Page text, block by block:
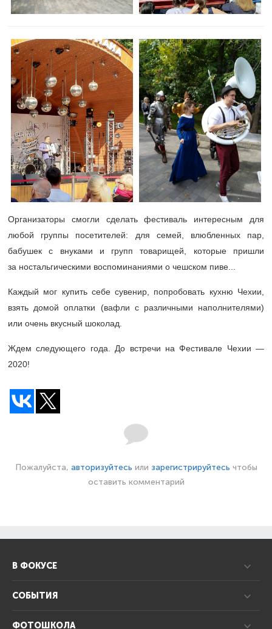
Организаторы смогли сделать фестиваль интересным для
любой группы посетителей: для семей, влюбленных пар,
бабушек с внуками и групп товарищей, которые пришли
за ностальгическими воспоминаниями о чешском пиве...
Каждый мог купить себе сувенир, попробовать кухню Чехии,
взять домой оплатки (вафли с различными наполнителями)
или очень вкусный шоколад.
Ждем следующего года. До встречи на Фестивале Чехии —
2020!
Пожалуйста, авторизуйтесь или зарегистрируйтесь чтобы
оставить комментарий
В ФОКУСЕ
СОБЫТИЯ
ФОТОШКОЛА